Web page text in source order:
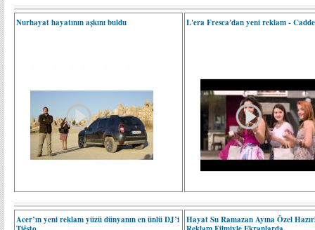
Nurhayat hayatının aşkını buldu L'era Fresca'dan yeni reklam - Cadde
Acer’ın yeni reklam yüzü dünyanın en ünlü DJ’i
Hayat Su Ramazan Ayına Özel